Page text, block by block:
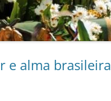
e alma brasileira